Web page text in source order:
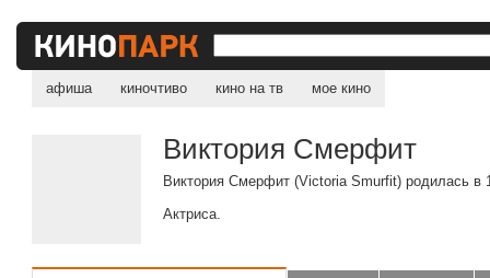
афиша киночтиво кино на тв мое кино
Виктория Смерфит
Виктория Смерфит (Victoria Smurfit) родилась в
Актриса.